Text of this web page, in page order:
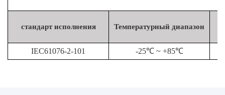
стандарт исполнения Температурный диапазон
IEC61076-2-101 -25℃ ~ +85℃